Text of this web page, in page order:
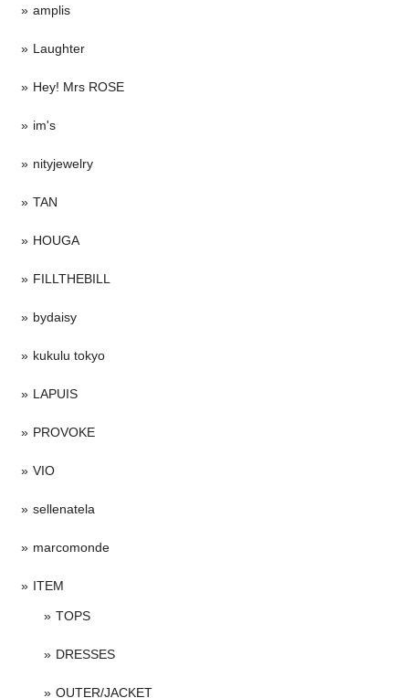
amplis
Laughter
Hey! Mrs ROSE
im's
nityjewelry
TAN
HOUGA
FILLTHEBILL
bydaisy
kukulu tokyo
LAPUIS
PROVOKE
VIO
sellenatela
marcomonde
ITEM
TOPS
DRESSES
OUTER/JACKET